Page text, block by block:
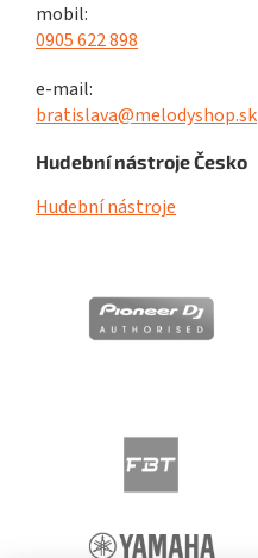
mobil:
0905 622 898
e-mail:
bratislava@melodyshop.sk
Hudební nástroje Česko
Hudební nástroje